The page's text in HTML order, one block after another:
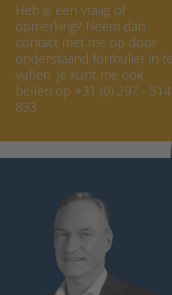
Heb je een vraag of
opmerking? Neem dan
contact met me op door
onderstaand formulier in te
vullen. Je kunt me ook
bellen op +31 (0) 297 - 514
833.